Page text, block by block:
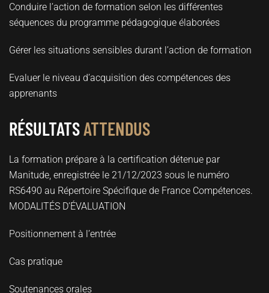
Conduire l’action de formation selon les différentes
séquences du programme pédagogique élaborées
Gérer les situations sensibles durant l’action de formation
Evaluer le niveau d’acquisition des compétences des
apprenants
RÉSULTATSATTENDUS
La formation prépare à la certification détenue par
Manitude, enregistrée le 21/12/2023 sous le numéro
RS6490 au Répertoire Spécifique de France Compétences.
MODALITÉS D’ÉVALUATION
Positionnement à l’entrée
Cas pratique
Soutenances orales